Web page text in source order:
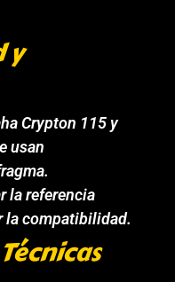
y
Crypton 115 y
usan
la referencia
la compatibilidad.